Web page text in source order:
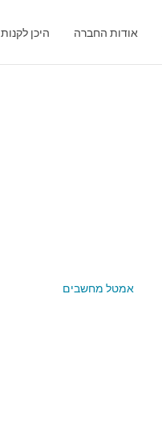
אודות החברה היכן לקנות
אמטל מחשבים